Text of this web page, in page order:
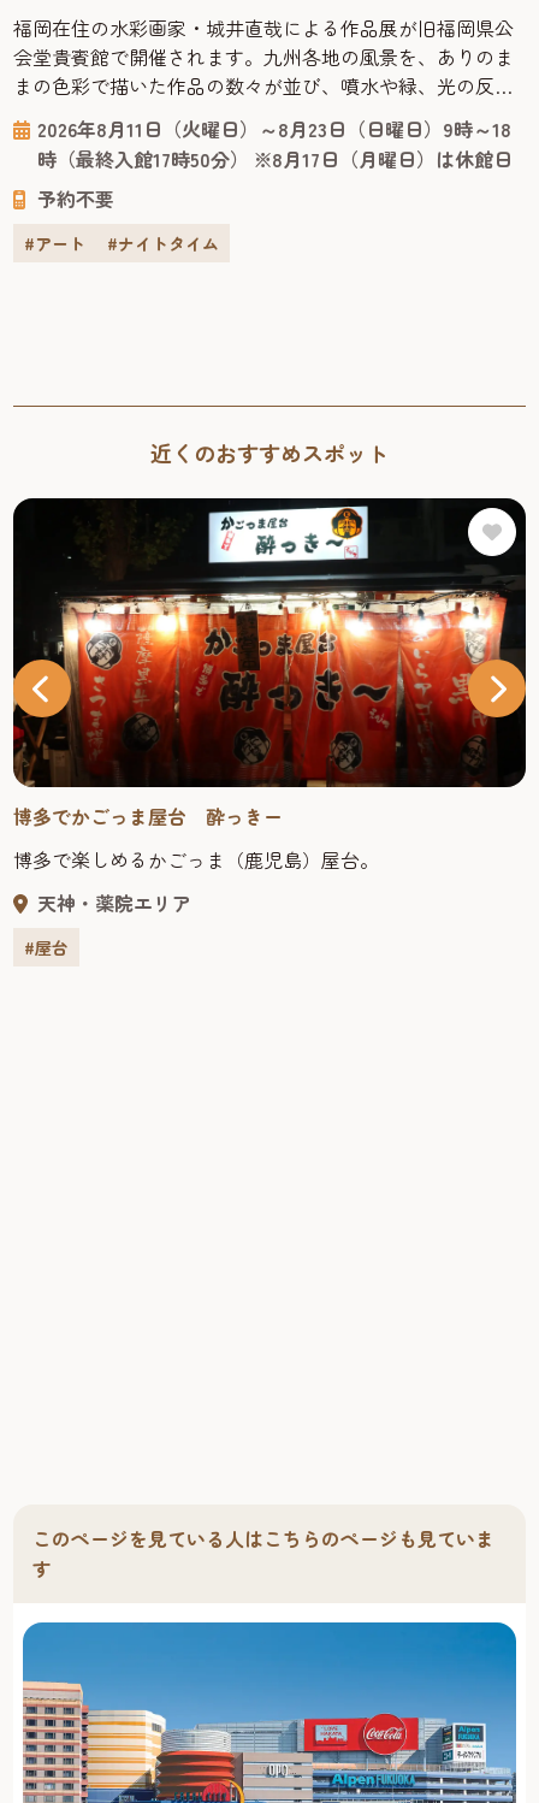
福岡在住の水彩画家・城井直哉による作品展が旧福岡県公
会堂貴賓館で開催されます。九州各地の風景を、ありのま
まの色彩で描いた作品の数々が並び、噴水や緑、光の反射
まで丁寧に再現された絵からは、その土地の空気が感じら
れます。 今回の会場となる「旧福岡県公会堂貴賓館」は、
1910年、九州沖縄八県連合共進会の迎賓館として建てら
れ、明治43年には皇族の宿泊所としても使われた歴史ある
建物です。急勾配の屋根や...
2026年8月11日（火曜日）～8月23日（日曜日）9時～18
時（最終入館17時50分） ※8月17日（月曜日）は休館日
予約不要
#アート #ナイトタイム
近くのおすすめスポット
博多でかごっま屋台 酔っきー
博多で楽しめるかごっま（鹿児島）屋台。
天神・薬院エリア
#屋台
このページを見ている人はこちらのページも見ていま
す